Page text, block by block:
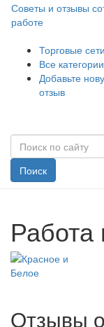
Советы и отзывы
работе
Торговые сети
Все категории
Добавьте
отзыв
Поиск
Отзывы